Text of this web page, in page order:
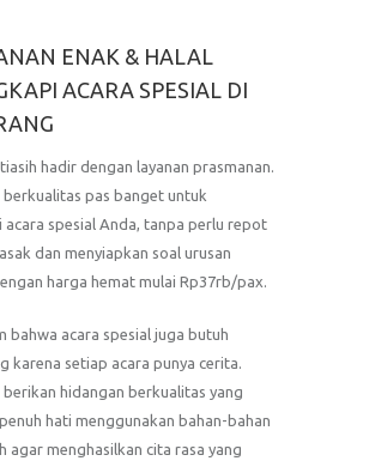
ENAK & HALAL
ACARA SPESIAL DI
hadir dengan layanan prasmanan.
berkualitas pas banget untuk
acara spesial Anda, tanpa perlu repot
dan menyiapkan soal urusan
harga hemat mulai Rp37rb/pax.
bahwa acara spesial juga butuh
karena setiap acara punya cerita.
berikan hidangan berkualitas yang
hati menggunakan bahan-bahan
agar menghasilkan cita rasa yang